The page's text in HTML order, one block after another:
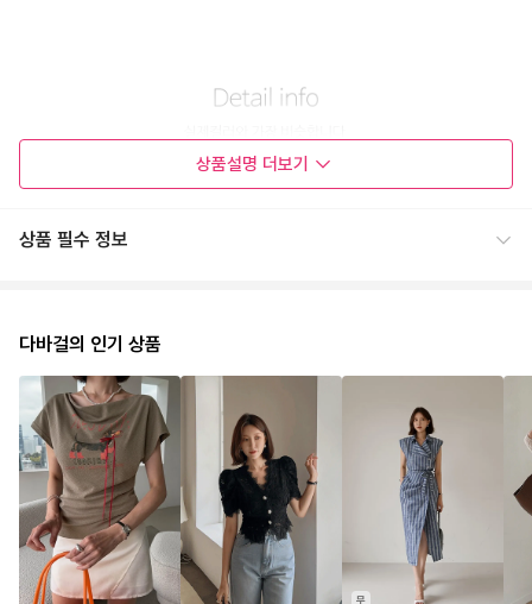
상품설명 더보기
상품 필수 정보
다바걸의 인기 상품
무